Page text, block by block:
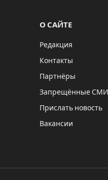
О САЙТЕ
Редакция
Контакты
Партнёры
Запрещённые СМИ
Прислать новость
Вакансии